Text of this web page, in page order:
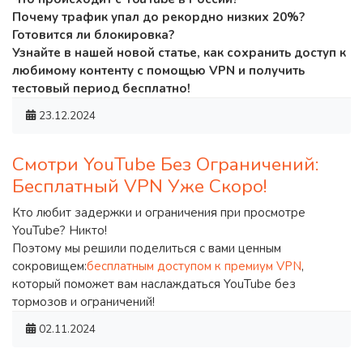
Почему трафик упал до рекордно низких 20%?
Готовится ли блокировка?
Узнайте в нашей новой статье, как сохранить доступ к
любимому контенту с помощью VPN и получить
тестовый период бесплатно!
23.12.2024
Смотри YouTube Без Ограничений:
Бесплатный VPN Уже Скоро!
Кто любит задержки и ограничения при просмотре
YouTube? Никто!
Поэтому мы решили поделиться с вами ценным
сокровищем:бесплатным доступом к премиум VPN,
который поможет вам наслаждаться YouTube без
тормозов и ограничений!
02.11.2024